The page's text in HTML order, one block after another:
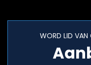
WORD LID VAN